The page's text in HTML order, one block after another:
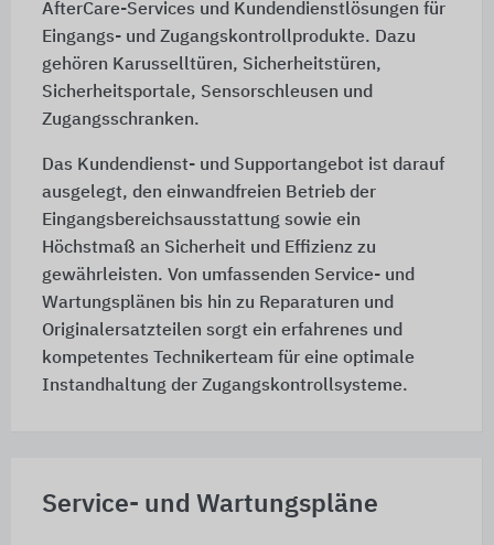
AfterCare-Services und Kundendienstlösungen für
Eingangs- und Zugangskontrollprodukte. Dazu
gehören Karusselltüren, Sicherheitstüren,
Sicherheitsportale, Sensorschleusen und
Zugangsschranken.
Das Kundendienst- und Supportangebot ist darauf
ausgelegt, den einwandfreien Betrieb der
Eingangsbereichsausstattung sowie ein
Höchstmaß an Sicherheit und Effizienz zu
gewährleisten. Von umfassenden Service- und
Wartungsplänen bis hin zu Reparaturen und
Originalersatzteilen sorgt ein erfahrenes und
kompetentes Technikerteam für eine optimale
Instandhaltung der Zugangskontrollsysteme.
Service- und Wartungspläne